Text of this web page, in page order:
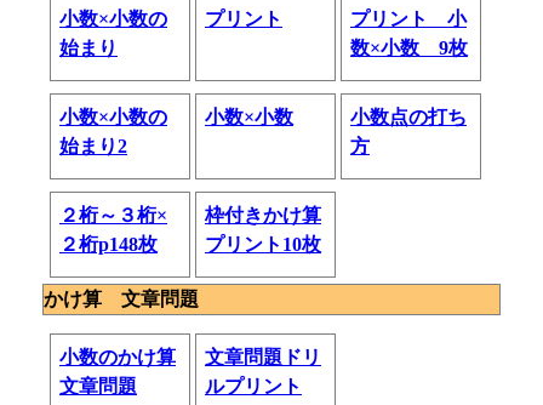
小数×小数の
始まり
プリント
プリント 小
数×小数 9枚
小数×小数の
始まり2
小数×小数
小数点の打ち
方
２桁～３桁×
２桁p148枚
枠付きかけ算
プリント10枚
かけ算 文章問題
小数のかけ算
文章問題
文章問題ドリ
ルプリント